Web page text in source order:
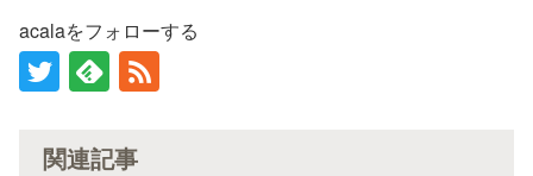
acalaをフォローする
関連記事